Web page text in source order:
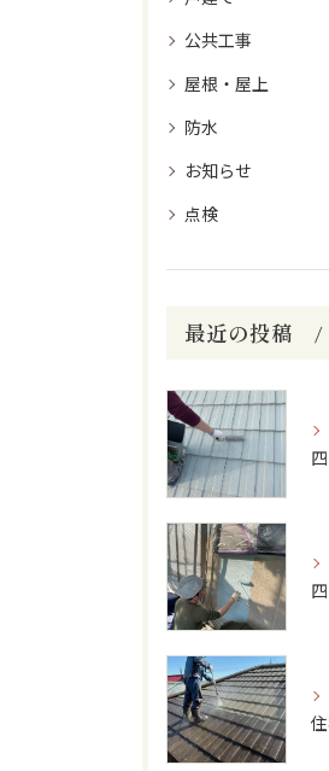
公共工事
屋根・屋上
防水
お知らせ
点検
最近の投稿